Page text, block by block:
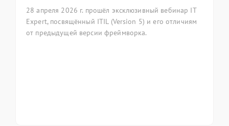
эксклюзивный вебинар IT
5) и его отличиям
7 апреля 2026 года в Москве
ежегодная конференция
фольклор as code»